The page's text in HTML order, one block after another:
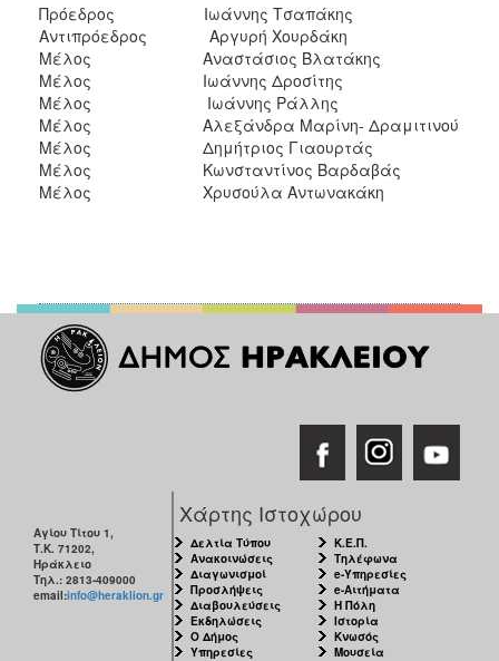
Πρόεδρος Ιωάννης Τσαπάκης
Αντιπρόεδρος Αργυρή Χουρδάκη
Μέλος Αναστάσιος Βλατάκης
Μέλος Ιωάννης Δροσίτης
Μέλος Ιωάννης Ράλλης
Μέλος Αλεξάνδρα Μαρίνη- Δραμιτινού
Μέλος Δημήτριος Γιαουρτάς
Μέλος Κωνσταντίνος Βαρδαβάς
Μέλος Χρυσούλα Αντωνακάκη
Αγίου Τίτου 1,
Τ.Κ. 71202,
Ηράκλειο
Τηλ.: 2813-409000
email:info@heraklion.gr
Χάρτης Ιστοχώρου
Δελτία Τύπου
Ανακοινώσεις
Διαγωνισμοί
Προσλήψεις
Διαβουλεύσεις
Εκδηλώσεις
Ο Δήμος
Υπηρεσίες
Κ.Ε.Π.
Τηλέφωνα
e-Υπηρεσίες
e-Αιτήματα
Η Πόλη
Ιστορία
Κνωσός
Μουσεία